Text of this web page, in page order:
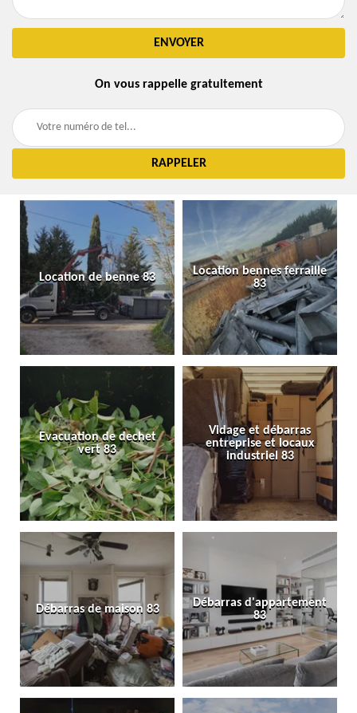
On vous rappelle gratuitement
Location de benne 83
Location bennes ferraille
83
Evacuation de dechet
vert 83
Vidage et débarras
entreprise et locaux
industriel 83
Débarras de maison 83
Débarras d'appartement
83